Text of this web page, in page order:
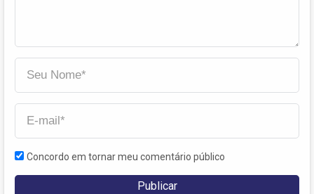
Concordo em tornar meu comentário público